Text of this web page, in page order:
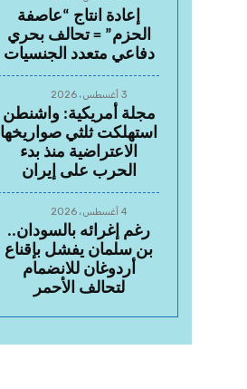
إعادة انتاج “عاصفة
الحزم” = تحالف بحري
دفاعي متعدد الجنسيات
3 أغسطس، 2026
مجلة أمريكية: واشنطن
استهلكت ثلثي صواريخها
الاعتراضية منذ بدء
الحرب على إيران
4 أغسطس، 2026
رغم إغرائه بالسودان..
بن سلمان يفشل بإقناع
أردوغان للانضمام
لتحالف الأحمر